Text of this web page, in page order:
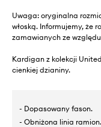
Uwaga: oryginalna
włoską. Informujemy, że
zamawianych ze
Kardigan z kolekcji
cienkiej dzianiny.
- Dopasowany fason.
- Obniżona linia ramion.